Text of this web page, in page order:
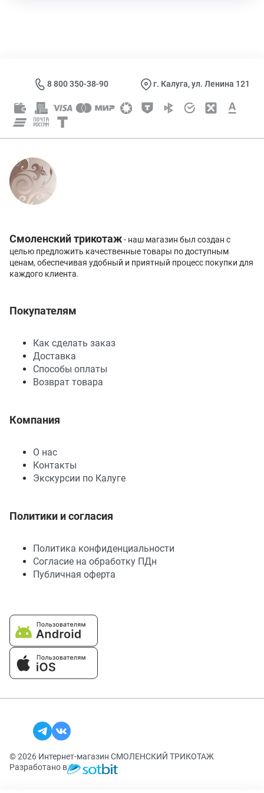
8 800 350-38-90 г. Калуга, ул. Ленина 121
Смоленский трикотаж- наш магазин был создан с
целью предложить качественные товары по доступным
ценам, обеспечивая удобный и приятный процесс покупки для
каждого клиента.
Покупателям
Как сделать заказ
Доставка
Способы оплаты
Возврат товара
Компания
О нас
Контакты
Экскурсии по Калуге
Политики и согласия
Политика конфиденциальности
Согласие на обработку ПДн
Публичная оферта
© 2026 Интернет-магазин СМОЛЕНСКИЙ ТРИКОТАЖ
Разработано в